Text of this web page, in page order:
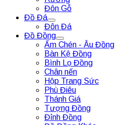
Đôn Gỗ
Đồ Đá
Đôn Đá
Đồ Đồng
Ấm Chén - Âu Đồng
Bàn Kệ Đồng
Bình Lọ Đồng
Chân nến
Hộp Trang Sức
Phù Điêu
Thánh Giá
Tượng Đồng
Đỉnh Đồng